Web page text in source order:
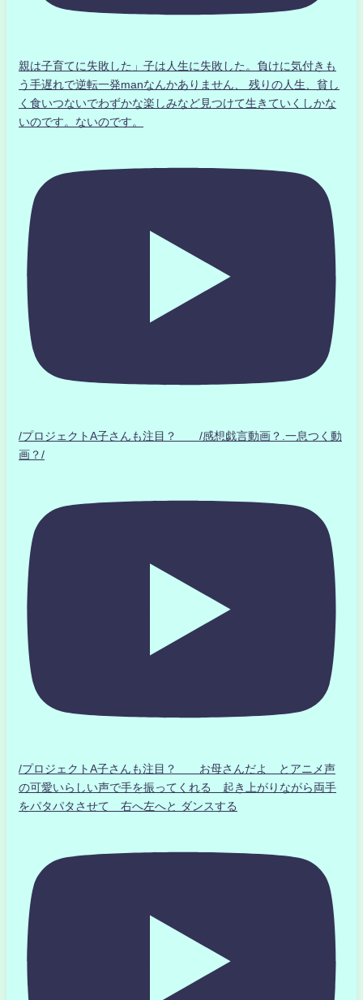
親は子育てに失敗した」子は人生に失敗した。負けに気付きも
う手遅れで逆転一発manなんかありません、 残りの人生、貧し
く食いつないでわずかな楽しみなど見つけて生きていくしかな
いのです。ないのです。
/プロジェクトA子さんも注目？ /感想戯言動画？.一息つく動
画？/
/プロジェクトA子さんも注目？ お母さんだよ とアニメ声
の可愛いらしい声で手を振ってくれる 起き上がりながら両手
をパタパタさせて 右へ左へと ダンスする